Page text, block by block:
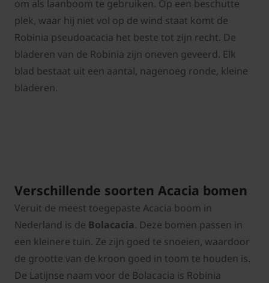
om als laanboom te gebruiken. Op een beschutte
plek, waar hij niet vol op de wind staat komt de
Robinia pseudoacacia het beste tot zijn recht. De
bladeren van de Robinia zijn oneven geveerd. Elk
blad bestaat uit een aantal, nagenoeg ronde, kleine
bladeren.
Verschillende soorten Acacia bomen
Veruit de meest toegepaste Acacia boom in
Nederland is de Bolacacia. Deze bomen passen in
een kleinere tuin. Ze zijn goed te snoeien, waardoor
de grootte van de kroon goed in toom te houden is.
De Latijnse naam voor de Bolacacia is Robinia